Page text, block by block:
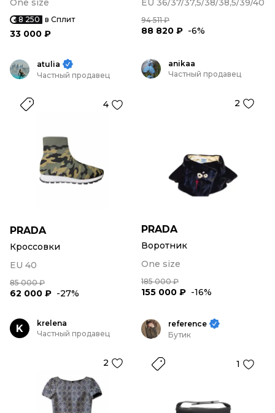
One size
8 250 в Сплит
33 000 ₽
EU 36/37/37,5/38/38,5/39/40
94 511 ₽
88 820 ₽ -6%
atulia
Частный продавец
4
PRADA
Кроссовки
EU 40
85 000 ₽
62 000 ₽ -27%
anikaa
Частный продавец
2
PRADA
Воротник
One size
185 000 ₽
155 000 ₽ -16%
K
krelena
Частный продавец
2
reference
Бутик
1